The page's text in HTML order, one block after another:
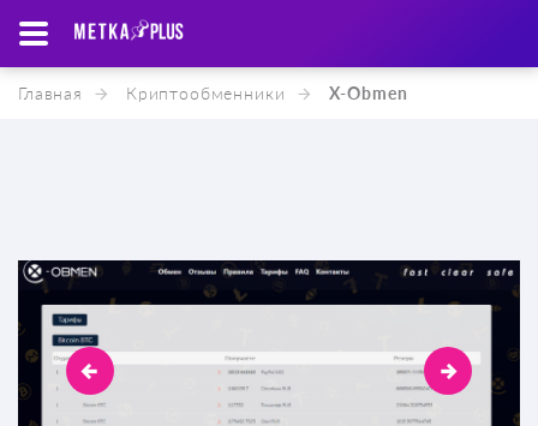
Главная Криптообменники X-Obmen